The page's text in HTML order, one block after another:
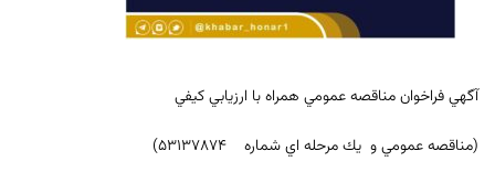
آگهي فراخوان مناقصه عمومي همراه با ارزيابي كيفي
(مناقصه عمومي و يك مرحله اي شماره 53137874)